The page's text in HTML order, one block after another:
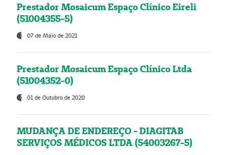
Prestador Mosaicum Espaço Clínico Eireli
(51004355-5)
07 de Maio de 2021
Prestador Mosaicum Espaço Clínico Ltda
(51004352-0)
01 de Outubro de 2020
MUDANÇA DE ENDEREÇO - DIAGITAB
SERVIÇOS MÉDICOS LTDA (54003267-5)